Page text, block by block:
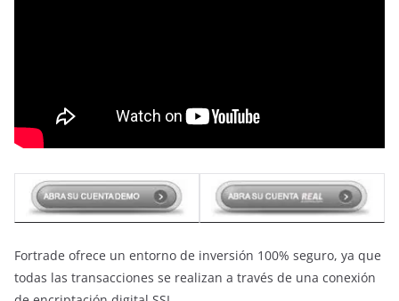
Fortrade ofrece un entorno de inversión 100% seguro, ya que
todas las transacciones se realizan a través de una conexión